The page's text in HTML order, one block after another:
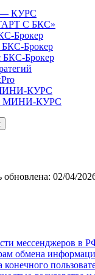
— КУРС
С БКС»
Брокер
БКС-Брокер
БКС-Брокер
МИНИ-КУРС
МИНИ-КУРС
обновлена: 02/04/
мессенджеров в
обмена